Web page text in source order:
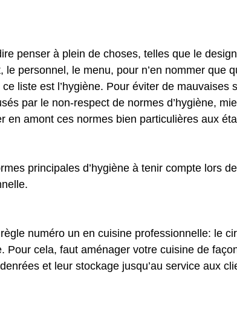
penser à plein de choses, telles que le
le personnel, le menu, pour n’en nommer que
liste est l’hygiène. Pour éviter de mauvaises
par le non-respect de normes d’hygiène,
en amont ces normes bien particulières aux
principales d’hygiène à tenir compte lors
numéro un en cuisine professionnelle: le
Pour cela, faut aménager votre cuisine de
et leur stockage jusqu’au service aux